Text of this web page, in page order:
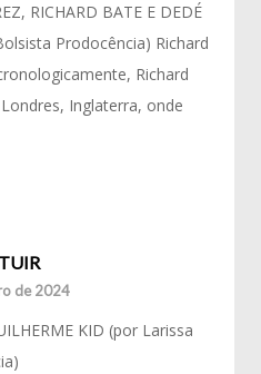
RICHARD BATE E DEDÉ
Prodocência) Richard
Richard
Inglaterra, onde
de 2024
KID (por Larissa